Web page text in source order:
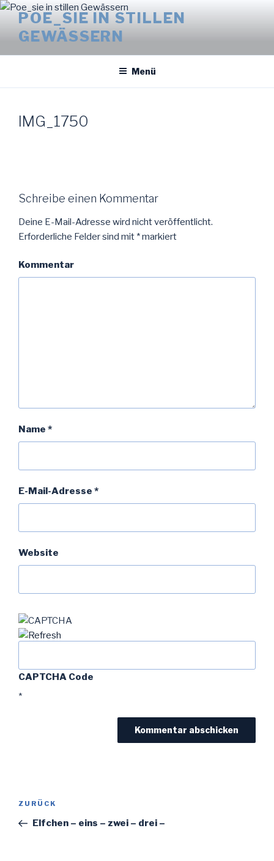
Zum
Inhalt
springen
POE_SIE IN STILLEN
GEWÄSSERN
Menü
IMG_1750
Schreibe einen Kommentar
Deine E-Mail-Adresse wird nicht veröffentlicht.
Erforderliche Felder sind mit *markiert
Kommentar
Name *
E-Mail-Adresse *
Website
CAPTCHA Code
*
Beitragsnavigation
Vorheriger
Beitrag
ZURÜCK
Elfchen – eins – zwei – drei –